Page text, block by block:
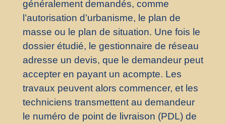
généralement demandés, comme
l’autorisation d’urbanisme, le plan de
masse ou le plan de situation. Une fois le
dossier étudié, le gestionnaire de réseau
adresse un devis, que le demandeur peut
accepter en payant un acompte. Les
travaux peuvent alors commencer, et les
techniciens transmettent au demandeur
le numéro de point de livraison (PDL) de